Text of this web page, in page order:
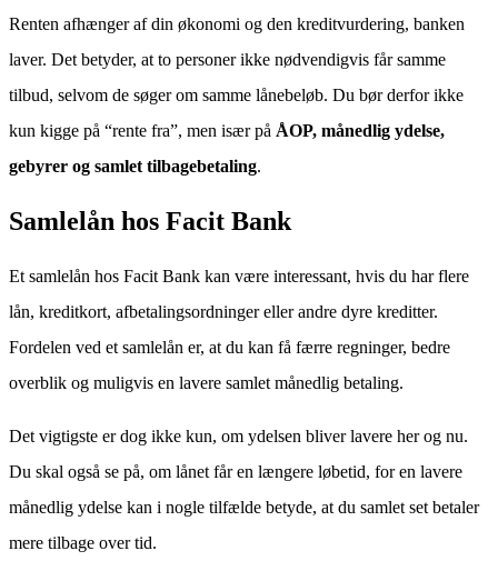
Renten afhænger af din økonomi og den kreditvurdering, banken
laver. Det betyder, at to personer ikke nødvendigvis får samme
tilbud, selvom de søger om samme lånebeløb. Du bør derfor ikke
kun kigge på “rente fra”, men især på ÅOP, månedlig ydelse,
gebyrer og samlet tilbagebetaling.
Samlelån hos Facit Bank
Et samlelån hos Facit Bank kan være interessant, hvis du har flere
lån, kreditkort, afbetalingsordninger eller andre dyre kreditter.
Fordelen ved et samlelån er, at du kan få færre regninger, bedre
overblik og muligvis en lavere samlet månedlig betaling.
Det vigtigste er dog ikke kun, om ydelsen bliver lavere her og nu.
Du skal også se på, om lånet får en længere løbetid, for en lavere
månedlig ydelse kan i nogle tilfælde betyde, at du samlet set betaler
mere tilbage over tid.